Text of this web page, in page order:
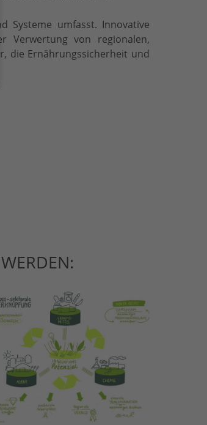
Systeme umfasst. Innovative
Verwertung von regionalen,
die Ernährungssicherheit und